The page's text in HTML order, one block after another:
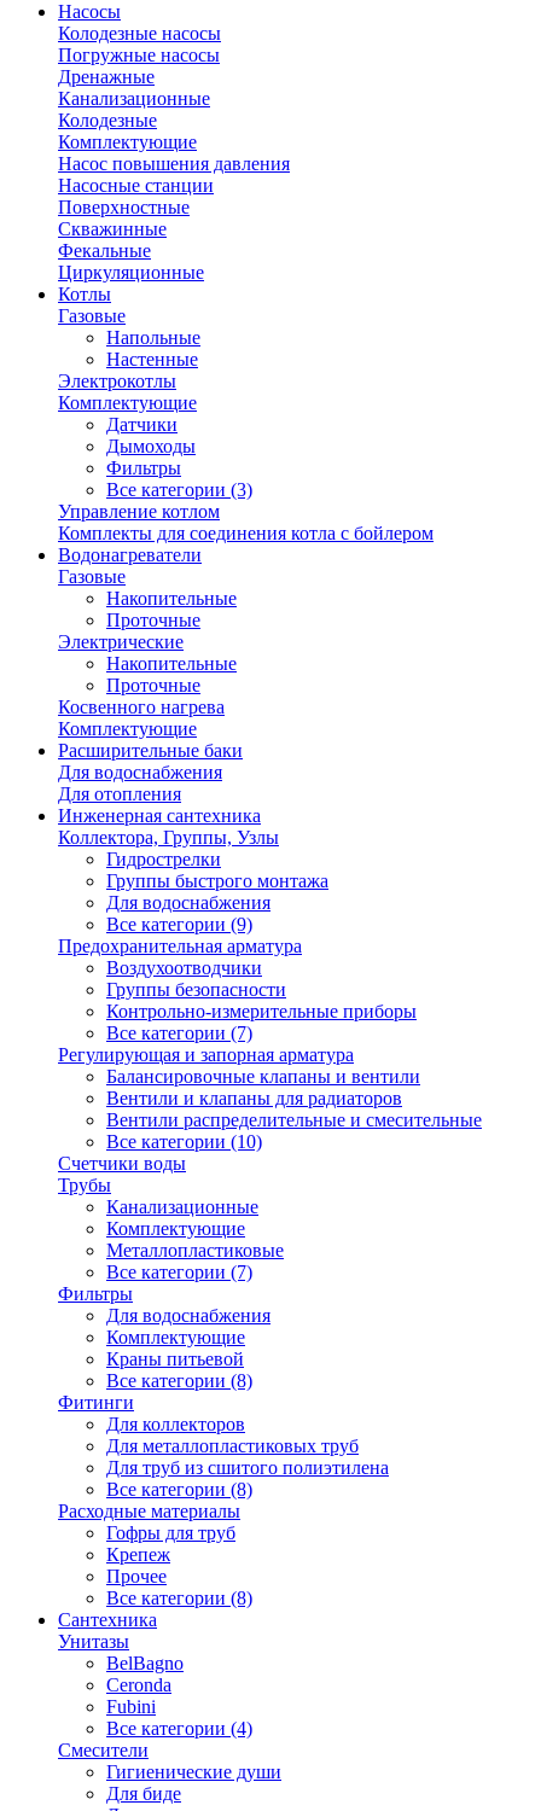
Насосы
Колодезные насосы
Погружные насосы
Дренажные
Канализационные
Колодезные
Комплектующие
Насос повышения давления
Насосные станции
Поверхностные
Скважинные
Фекальные
Циркуляционные
Котлы
Газовые
Напольные
Настенные
Электрокотлы
Комплектующие
Датчики
Дымоходы
Фильтры
Все категории (3)
Управление котлом
Комплекты для соединения котла с бойлером
Водонагреватели
Газовые
Накопительные
Проточные
Электрические
Накопительные
Проточные
Косвенного нагрева
Комплектующие
Расширительные баки
Для водоснабжения
Для отопления
Инженерная сантехника
Коллектора, Группы, Узлы
Гидрострелки
Группы быстрого монтажа
Для водоснабжения
Все категории (9)
Предохранительная арматура
Воздухоотводчики
Группы безопасности
Контрольно-измерительные приборы
Все категории (7)
Регулирующая и запорная арматура
Балансировочные клапаны и вентили
Вентили и клапаны для радиаторов
Вентили распределительные и смесительные
Все категории (10)
Счетчики воды
Трубы
Канализационные
Комплектующие
Металлопластиковые
Все категории (7)
Фильтры
Для водоснабжения
Комплектующие
Краны питьевой
Все категории (8)
Фитинги
Для коллекторов
Для металлопластиковых труб
Для труб из сшитого полиэтилена
Все категории (8)
Расходные материалы
Гофры для труб
Крепеж
Прочее
Все категории (8)
Сантехника
Унитазы
BelBagno
Ceronda
Fubini
Все категории (4)
Смесители
Гигиенические души
Для биде